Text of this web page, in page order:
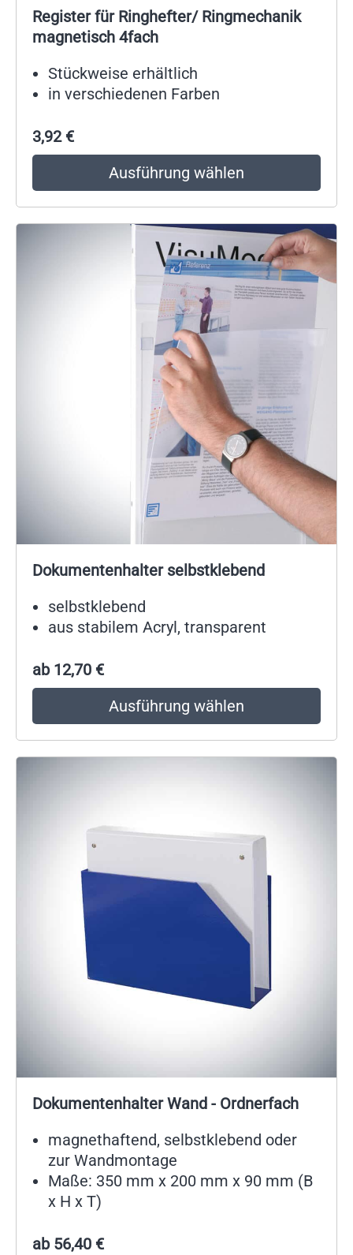
Register für Ringhefter/ Ringmechanik
magnetisch 4fach
Stückweise erhältlich
in verschiedenen Farben
3,92 €
Ausführung wählen
Dokumentenhalter selbstklebend
selbstklebend
aus stabilem Acryl, transparent
ab 12,70 €
Ausführung wählen
Dokumentenhalter Wand - Ordnerfach
magnethaftend, selbstklebend oder
zur Wandmontage
Maße: 350 mm x 200 mm x 90 mm (B
x H x T)
ab 56,40 €